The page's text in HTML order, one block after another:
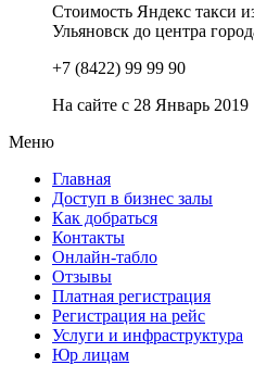
Стоимость Яндекс такси
Ульяновск до центра
+7 (8422) 99 99 90
На сайте с 28 Январь 2019
Меню
Главная
Доступ в бизнес залы
Как добраться
Контакты
Онлайн-табло
Отзывы
Платная регистрация
Регистрация на рейс
Услуги и инфраструктура
Юр лицам